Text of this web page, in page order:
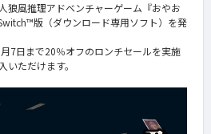
狼風推理アドベンチャーゲーム『おやお
版（ダウンロード専用ソフト）を発
7日まで20％オフのロンチセールを実施
ただけます。